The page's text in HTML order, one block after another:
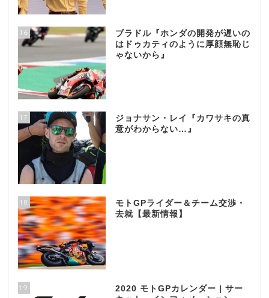
16
ブラドル『ホンダの開発が遅いの
はドゥカティのように厚顔無恥じ
ゃないから』
17
ジョナサン・レイ『カワサキの真
意がわからない…』
18
モトGPライダー＆チーム交渉・
去就【最新情報】
19
2020 モトGPカレンダー | サー